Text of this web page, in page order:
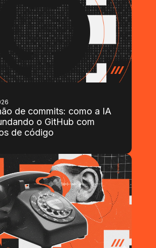
de commits: como a IA
o GitHub com
de código